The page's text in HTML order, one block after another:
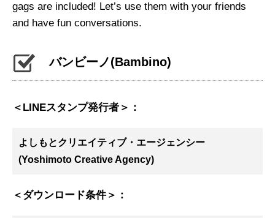
gags are included! Let’s use them with your friends
and have fun conversations.
バンビーノ(Bambino)
＜LINEスタンプ発行者＞：
よしもとクリエイティブ・エージェンシー
(Yoshimoto Creative Agency)
＜ダウンロード条件＞：